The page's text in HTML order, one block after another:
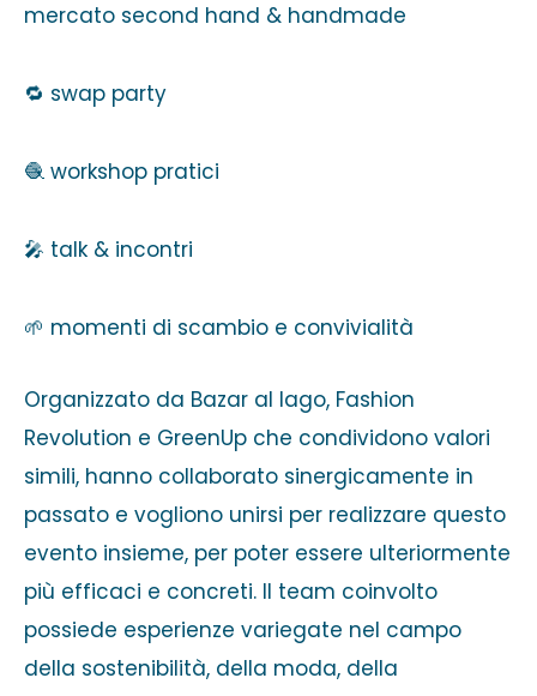
mercato second hand & handmade
🔁 swap party
🧶 workshop pratici
🎤 talk & incontri
🌱 momenti di scambio e convivialità
Organizzato da Bazar al lago, Fashion
Revolution e GreenUp che condividono valori
simili, hanno collaborato sinergicamente in
passato e vogliono unirsi per realizzare questo
evento insieme, per poter essere ulteriormente
più efficaci e concreti. Il team coinvolto
possiede esperienze variegate nel campo
della sostenibilità, della moda, della